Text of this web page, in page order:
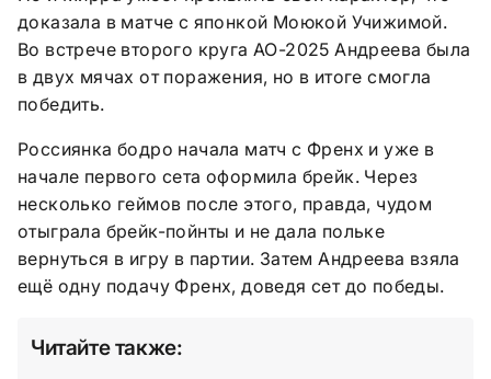
доказала в матче с японкой Моюкой Учижимой.
Во встрече второго круга АО-2025 Андреева была
в двух мячах от поражения, но в итоге смогла
победить.
Россиянка бодро начала матч с Френх и уже в
начале первого сета оформила брейк. Через
несколько геймов после этого, правда, чудом
отыграла брейк-пойнты и не дала польке
вернуться в игру в партии. Затем Андреева взяла
ещё одну подачу Френх, доведя сет до победы.
Читайте также: